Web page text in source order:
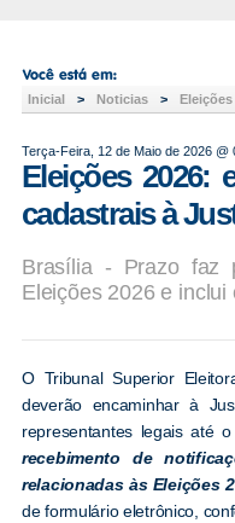
Inicial > Noticias >
Terça-Feira, 12 de Maio de 2026 @
Eleições 2026:
cadastrais à
Brasília - Prazo faz
Eleições 2026 e
O Tribunal Superior
deverão encaminhar à
representantes legais até
recebimento de
relacionadas às Eleições
de formulário eletrônico,